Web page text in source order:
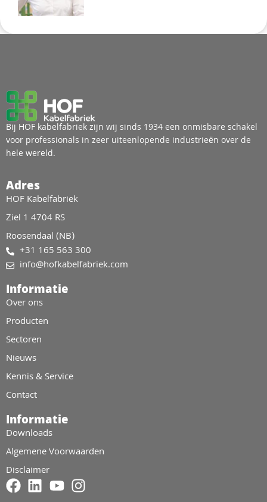
Bij HOF kabelfabriek zijn wij sinds 1934 een onmisbare schakel
voor professionals in zeer uiteenlopende industrieën over de
hele wereld.
Informatie
Downloads
Algemene Voorwaarden
Disclaimer
Adres
HOF Kabelfabriek
Ziel 1 4704 RS
Roosendaal (NB)
+31 165 563 300
info@hofkabelfabriek.com
Informatie
Over ons
Producten
Sectoren
Nieuws
Kennis & Service
Contact